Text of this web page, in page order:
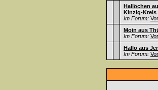
Hallöchen
Kinzig-Kreis
Im Forum:
Moin aus
Im Forum:
Hallo aus
Im Forum: